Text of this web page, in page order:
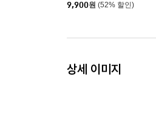
9,900원 (52% 할인)
상세 이미지